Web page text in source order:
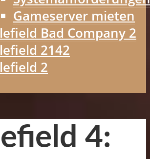
Gameserver mieten
Bad Company 2
2142
2
4: